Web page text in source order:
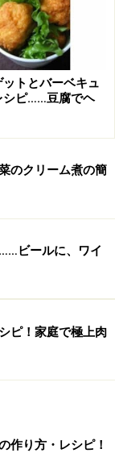
※お好みで。
り方・手順
梅干は種をと
にします。大
トとバーベキュ
シピ……豆腐でヘ
のクリーム煮の簡
ビールに、ワイ
ピ！家庭で極上肉
作り方・レシピ！